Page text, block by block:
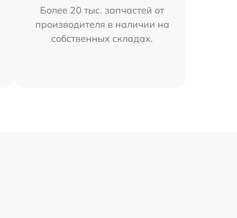
Более 20 тыс. запчастей от
производителя в наличии на
собственных складах.